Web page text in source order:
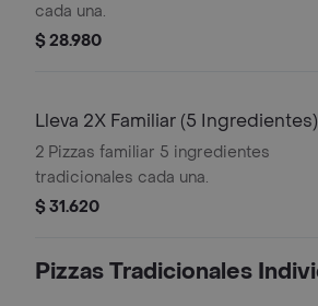
cada una.
$ 28.980
Lleva 2X Familiar (5 Ingredientes)
2 Pizzas familiar 5 ingredientes
tradicionales cada una.
$ 31.620
Pizzas Tradicionales